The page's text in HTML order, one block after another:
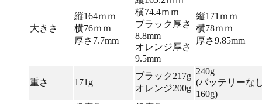
大きさ
縦164ｍｍ
横76ｍｍ
厚さ7.7mm
横74.4ｍｍ
ブラック厚さ
8.8mm
オレンジ厚さ
9.5mm
縦171ｍｍ
横78ｍｍ
厚さ9.85mm
重さ 171g
ブラック217g
オレンジ200g
240g
(バッテリーな
160g)